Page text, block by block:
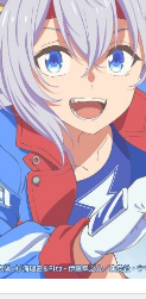
菜々：三宅麻理
依イヴ・サンタ
ね五十嵐響子：
希：藍原ことみ
上田鈴帆：春野
ちゆり大石泉：
山下七海緒方智
悠貴：中島由貴
未上条春菜：長
井恵理子川島瑞